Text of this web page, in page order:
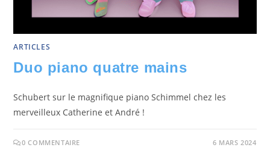
ARTICLES
Duo piano quatre mains
Schubert sur le magnifique piano Schimmel chez les
merveilleux Catherine et André !
0 COMMENTAIRE 6 MARS 2024